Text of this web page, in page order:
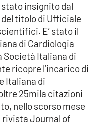
insignito dal
titolo di Ufficiale
E’ stato il
di Cardiologia
Società Italiana di
ricopre l’incarico di
Italiana di
25mila citazioni
nello scorso mese
Journal of